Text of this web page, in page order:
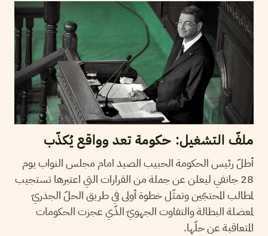
ملفّ التشغيل: حكومة تعد وواقع يُكذّب
أطلّ رئيس الحكومة الحبيب الصيد امام مجلس النواب يوم
28 جانفي ليعلن عن جملة من القرارات التي اعتبرها تستجيب
لمطالب المحتجّين وتمثّل خطوة أولى في طريق الحلّ الجذريّ
لمعضلة البطالة والتفاوت الجهويّ الذّي عجزت الحكومات
المتعاقبة عن حلّها.